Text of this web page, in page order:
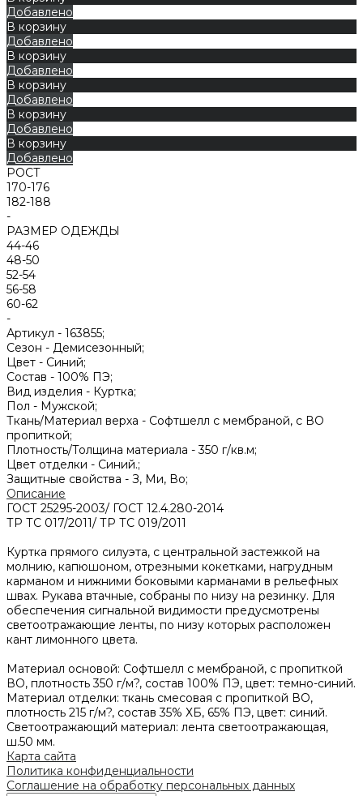
Добавлено
В корзину
Добавлено
В корзину
Добавлено
В корзину
Добавлено
В корзину
Добавлено
В корзину
Добавлено
РОСТ
170-176
182-188
-
РАЗМЕР ОДЕЖДЫ
44-46
48-50
52-54
56-58
60-62
-
Артикул - 163855;
Сезон - Демисезонный;
Цвет - Синий;
Состав - 100% ПЭ;
Вид изделия - Куртка;
Пол - Мужской;
Ткань/Материал верха - Софтшелл с мембраной, с ВО
пропиткой;
Плотность/Толщина материала -350 г/кв.м;
Цвет отделки - Синий.;
Защитные свойства - З, Ми, Во;
Описание
ГОСТ 25295-2003/ ГОСТ 12.4.280-2014
ТР ТС 017/2011/ ТР ТС 019/2011
Куртка прямого силуэта, с центральной застежкой на
молнию, капюшоном, отрезными кокетками, нагрудным
карманом и нижними боковыми карманами в рельефных
швах. Рукава втачные, собраны по низу на резинку. Для
обеспечения сигнальной видимости предусмотрены
светоотражающие ленты, по низу которых расположен
кант лимонного цвета.
Материал основой: Софтшелл с мембраной, с пропиткой
ВО, плотность 350 г/м?, состав 100% ПЭ, цвет: темно-синий.
Материал отделки: ткань смесовая с пропиткой ВО,
плотность 215 г/м?, состав 35% ХБ, 65% ПЭ, цвет: синий.
Светоотражающий материал: лента светоотражающая,
ш.50 мм.
Карта сайта
Политика конфиденциальности
Соглашение на обработку персональных данных